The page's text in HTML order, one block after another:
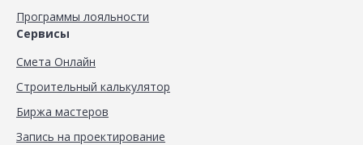
Программы лояльности
Сервисы
Смета Онлайн
Строительный калькулятор
Биржа мастеров
Запись на проектирование